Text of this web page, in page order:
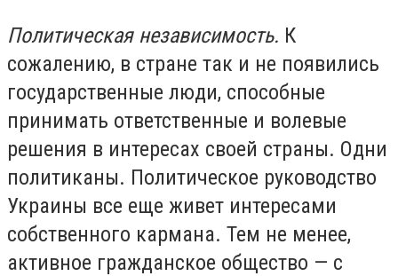
Политическая независимость. К
сожалению, в стране так и не появились
государственные люди, способные
принимать ответственные и волевые
решения в интересах своей страны. Одни
политиканы. Политическое руководство
Украины все еще живет интересами
собственного кармана. Тем не менее,
активное гражданское общество — с